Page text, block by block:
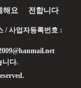
해요 전합니다
/ 사업자등록번호 :
니다.